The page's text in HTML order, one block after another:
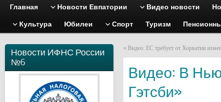
Главная Новости Евпатории Видео новости
Культура Юбилеи Спорт Туризм
Новости ИФНС России
№6
« Видео: ЕС требует от Хорватии
Видео: В
Гэтсби»